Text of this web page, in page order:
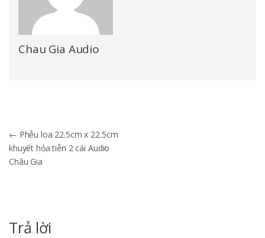
Chau Gia Audio
Điều hướng bài viết
← Phễu loa 22.5cm x 22.5cm
khuyết hỏa tiễn 2 cái Audio
Châu Gia
Trả lời